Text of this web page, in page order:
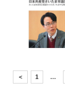
＜ 1 …